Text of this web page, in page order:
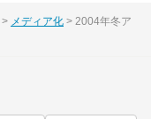
メディア化
2004年冬ア